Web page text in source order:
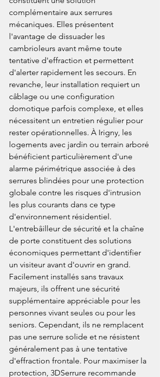
complémentaire aux serrures
mécaniques. Elles présentent
l'avantage de dissuader les
cambrioleurs avant même toute
tentative d'effraction et permettent
d'alerter rapidement les secours. En
revanche, leur installation requiert un
câblage ou une configuration
domotique parfois complexe, et elles
nécessitent un entretien régulier pour
rester opérationnelles. À Irigny, les
logements avec jardin ou terrain arboré
bénéficient particulièrement d'une
alarme périmétrique associée à des
serrures blindées pour une protection
globale contre les risques d'intrusion
les plus courants dans ce type
d'environnement résidentiel.
L'entrebâilleur de sécurité et la chaîne
de porte constituent des solutions
économiques permettant d'identifier
un visiteur avant d'ouvrir en grand.
Facilement installés sans travaux
majeurs, ils offrent une sécurité
supplémentaire appréciable pour les
personnes vivant seules ou pour les
seniors. Cependant, ils ne remplacent
pas une serrure solide et ne résistent
généralement pas à une tentative
d'effraction frontale. Pour maximiser la
protection, 3DSerrure recommande